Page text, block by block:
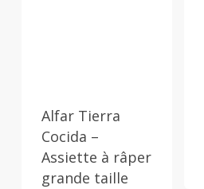
Alfar Tierra
Cocida –
Assiette à râper
grande taille